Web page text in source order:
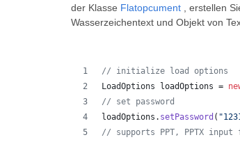
der Klasse Flatopcument , erstellen
Wasserzeichentext und Objekt von
// initialize load options
LoadOptions
loadOptions =
// set password
loadOptions . setPassword (
// supports PPT, PPTX